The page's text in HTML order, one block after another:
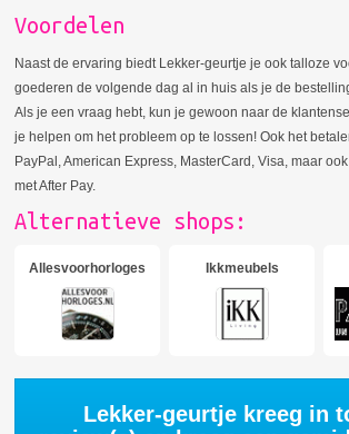
Voordelen
Naast de ervaring biedt Lekker-geurtje je ook talloze
goederen de volgende dag al in huis als je de
Als je een vraag hebt, kun je gewoon naar de
je helpen om het probleem op te lossen! Ook het
PayPal, American Express, MasterCard, Visa, maar
met After Pay.
Alternatieve shops:
Allesvoorhorloges Ikkmeubels
Lekker-geurtje kreeg in